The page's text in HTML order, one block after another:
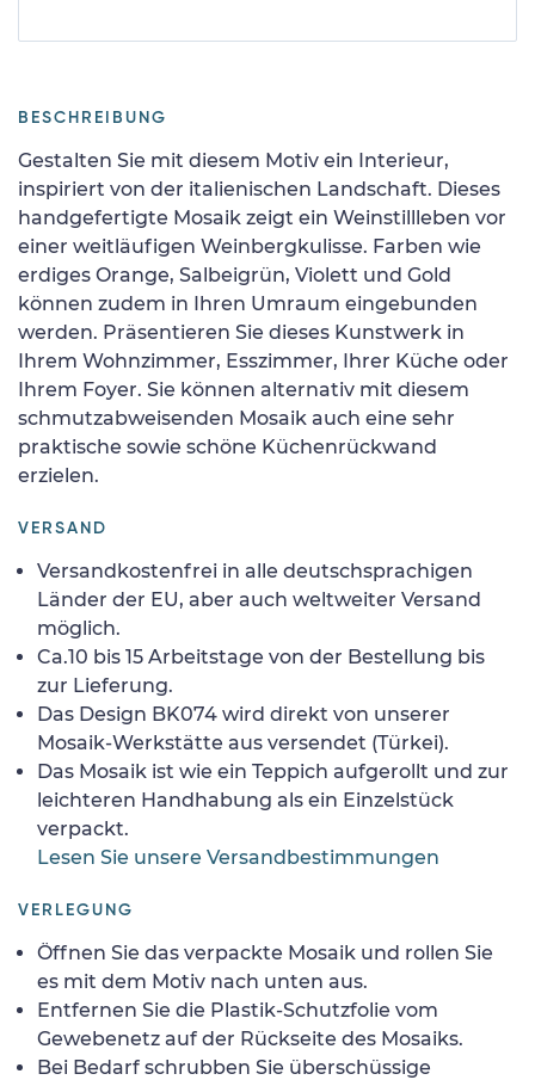
BESCHREIBUNG
Gestalten Sie mit diesem Motiv ein Interieur,
inspiriert von der italienischen Landschaft. Dieses
handgefertigte Mosaik zeigt ein Weinstillleben vor
einer weitläufigen Weinbergkulisse. Farben wie
erdiges Orange, Salbeigrün, Violett und Gold
können zudem in Ihren Umraum eingebunden
werden. Präsentieren Sie dieses Kunstwerk in
Ihrem Wohnzimmer, Esszimmer, Ihrer Küche oder
Ihrem Foyer. Sie können alternativ mit diesem
schmutzabweisenden Mosaik auch eine sehr
praktische sowie schöne Küchenrückwand
erzielen.
VERSAND
Versandkostenfrei in alle deutschsprachigen
Länder der EU, aber auch weltweiter Versand
möglich.
Ca.10 bis 15 Arbeitstage von der Bestellung bis
zur Lieferung.
Das Design BK074 wird direkt von unserer
Mosaik-Werkstätte aus versendet (Türkei).
Das Mosaik ist wie ein Teppich aufgerollt und zur
leichteren Handhabung als ein Einzelstück
verpackt.
Lesen Sie unsere Versandbestimmungen
VERLEGUNG
Öffnen Sie das verpackte Mosaik und rollen Sie
es mit dem Motiv nach unten aus.
Entfernen Sie die Plastik-Schutzfolie vom
Gewebenetz auf der Rückseite des Mosaiks.
Bei Bedarf schrubben Sie überschüssige